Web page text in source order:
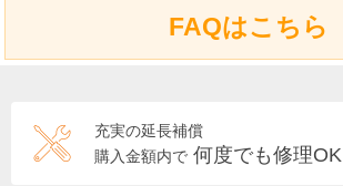
FAQはこちら
充実の延長補償
購入金額内で 何度でも修理OK